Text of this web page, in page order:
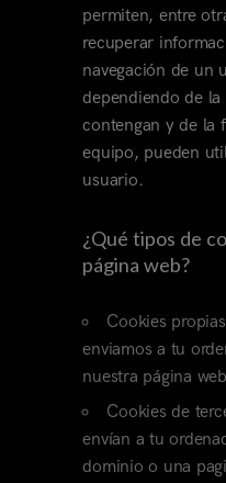
permiten, entre
recuperar
navegación de un
dependiendo de
contengan y de la
equipo, pueden
usuario.
¿Qué tipos de
página web?
Cookies
enviamos a tu
nuestra página
Cookies de
envían a tu
dominio o una